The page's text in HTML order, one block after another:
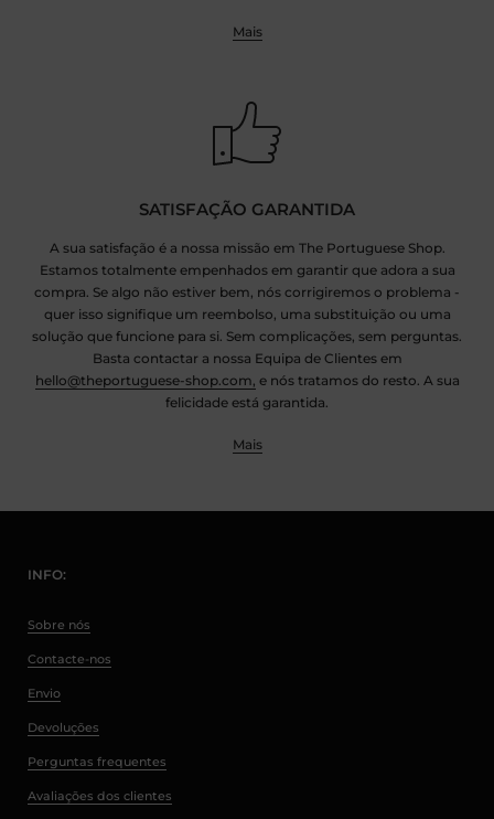
Mais
SATISFAÇÃO GARANTIDA
A sua satisfação é a nossa missão em The Portuguese Shop.
Estamos totalmente empenhados em garantir que adora a sua
compra. Se algo não estiver bem, nós corrigiremos o problema -
quer isso signifique um reembolso, uma substituição ou uma
solução que funcione para si. Sem complicações, sem perguntas.
Basta contactar a nossa Equipa de Clientes em
hello@theportuguese-shop.com, e nós tratamos do resto. A sua
felicidade está garantida.
Mais
INFO:
Sobre nós
Contacte-nos
Envio
Devoluções
Perguntas frequentes
Avaliações dos clientes